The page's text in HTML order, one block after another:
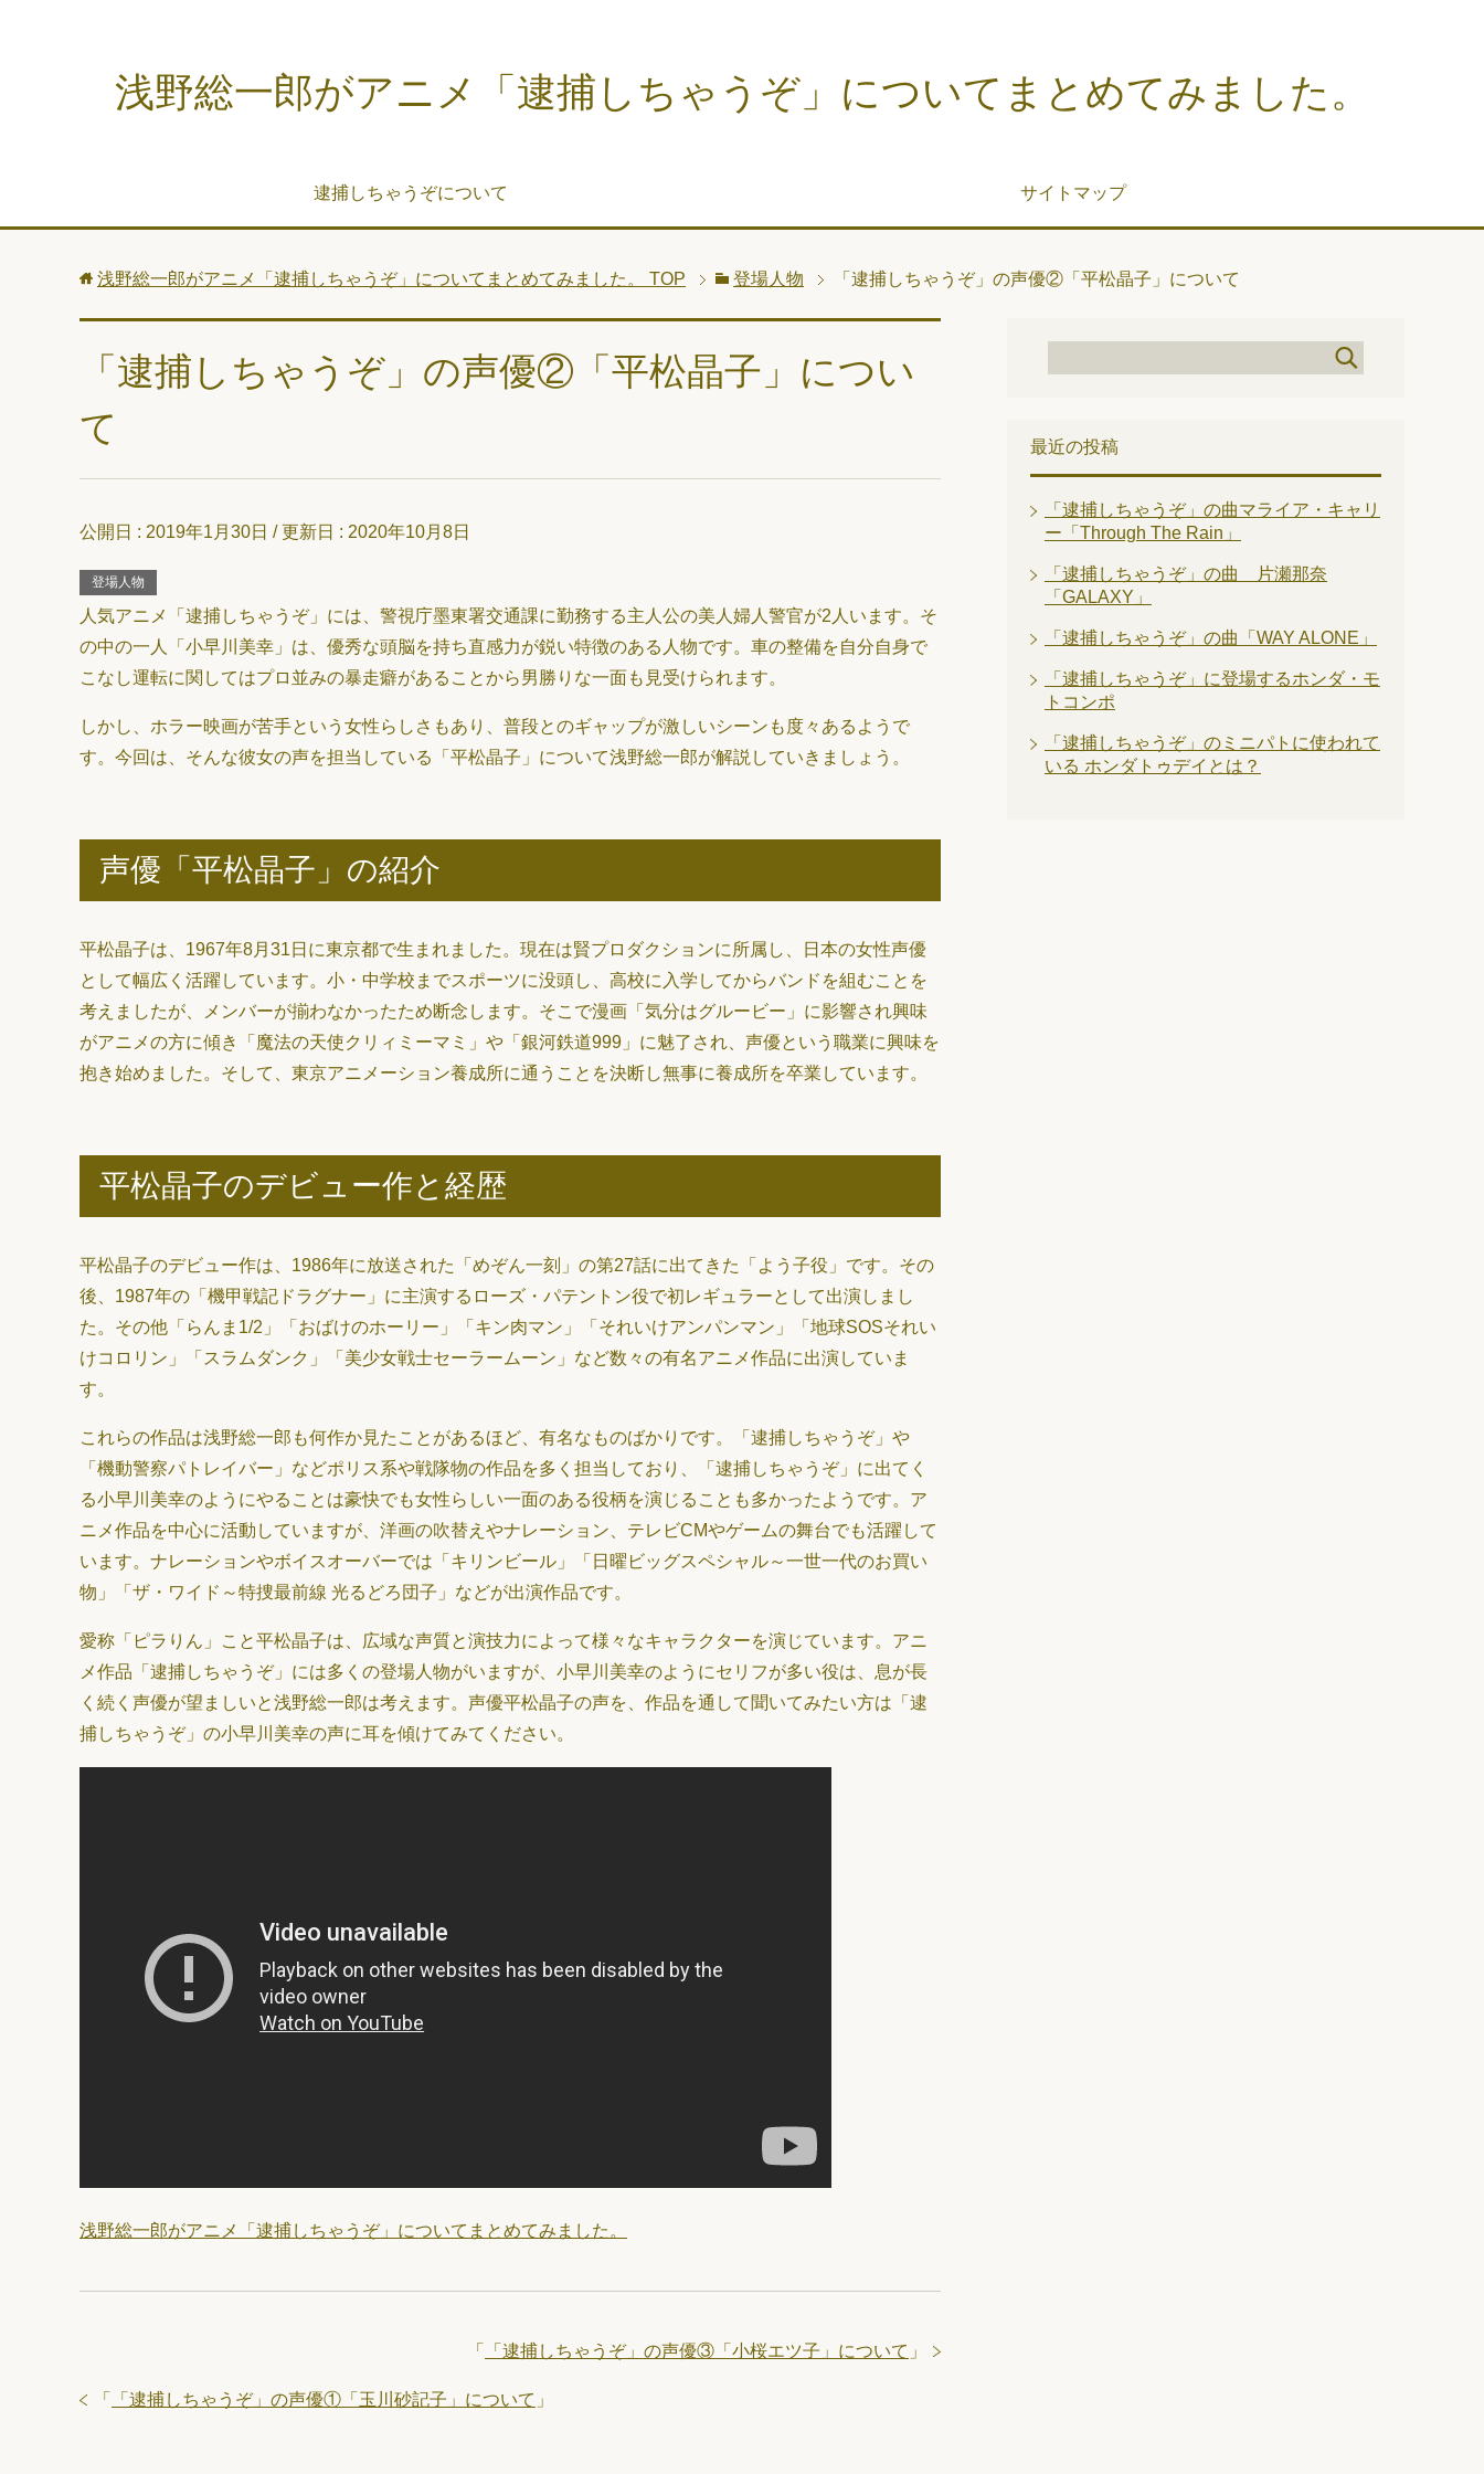
浅野総一郎がアニメ「逮捕しちゃうぞ」についてまとめてみました。
逮捕しちゃうぞについて サイトマップ
浅野総一郎がアニメ「逮捕しちゃうぞ」についてまとめてみました。 TOP 登場人物 「逮捕しちゃうぞ」の声優②「平松晶子」について
「逮捕しちゃうぞ」の声優②「平松晶子」につい
て
公開日 : 2019年1月30日 / 更新日 : 2020年10月8日
登場人物
人気アニメ「逮捕しちゃうぞ」には、警視庁墨東署交通課に勤務する主人公の美人婦人警官が2人います。そ
の中の一人「小早川美幸」は、優秀な頭脳を持ち直感力が鋭い特徴のある人物です。車の整備を自分自身で
こなし運転に関してはプロ並みの暴走癖があることから男勝りな一面も見受けられます。
しかし、ホラー映画が苦手という女性らしさもあり、普段とのギャップが激しいシーンも度々あるようで
す。今回は、そんな彼女の声を担当している「平松晶子」について浅野総一郎が解説していきましょう。
声優「平松晶子」の紹介
平松晶子は、1967年8月31日に東京都で生まれました。現在は賢プロダクションに所属し、日本の女性声優
として幅広く活躍しています。小・中学校までスポーツに没頭し、高校に入学してからバンドを組むことを
考えましたが、メンバーが揃わなかったため断念します。そこで漫画「気分はグルービー」に影響され興味
がアニメの方に傾き「魔法の天使クリィミーマミ」や「銀河鉄道999」に魅了され、声優という職業に興味を
抱き始めました。そして、東京アニメーション養成所に通うことを決断し無事に養成所を卒業しています。
平松晶子のデビュー作と経歴
平松晶子のデビュー作は、1986年に放送された「めぞん一刻」の第27話に出てきた「よう子役」です。その
後、1987年の「機甲戦記ドラグナー」に主演するローズ・パテントン役で初レギュラーとして出演しまし
た。その他「らんま1/2」「おばけのホーリー」「キン肉マン」「それいけアンパンマン」「地球SOSそれい
けコロリン」「スラムダンク」「美少女戦士セーラームーン」など数々の有名アニメ作品に出演していま
す。
これらの作品は浅野総一郎も何作か見たことがあるほど、有名なものばかりです。「逮捕しちゃうぞ」や
「機動警察パトレイバー」などポリス系や戦隊物の作品を多く担当しており、「逮捕しちゃうぞ」に出てく
る小早川美幸のようにやることは豪快でも女性らしい一面のある役柄を演じることも多かったようです。ア
ニメ作品を中心に活動していますが、洋画の吹替えやナレーション、テレビCMやゲームの舞台でも活躍して
います。ナレーションやボイスオーバーでは「キリンビール」「日曜ビッグスペシャル～一世一代のお買い
物」「ザ・ワイド～特捜最前線 光るどろ団子」などが出演作品です。
愛称「ピラりん」こと平松晶子は、広域な声質と演技力によって様々なキャラクターを演じています。アニ
メ作品「逮捕しちゃうぞ」には多くの登場人物がいますが、小早川美幸のようにセリフが多い役は、息が長
く続く声優が望ましいと浅野総一郎は考えます。声優平松晶子の声を、作品を通して聞いてみたい方は「逮
捕しちゃうぞ」の小早川美幸の声に耳を傾けてみてください。
浅野総一郎がアニメ「逮捕しちゃうぞ」についてまとめてみました。
「 「逮捕しちゃうぞ」の声優③「小桜エツ子」について 」
「 「逮捕しちゃうぞ」の声優①「玉川砂記子」について 」
最近の投稿
「逮捕しちゃうぞ」の曲マライア・キャリ
ー「Through The Rain」
「逮捕しちゃうぞ」の曲 片瀬那奈
「GALAXY」
「逮捕しちゃうぞ」の曲「WAY ALONE」
「逮捕しちゃうぞ」に登場するホンダ・モ
トコンポ
「逮捕しちゃうぞ」のミニパトに使われて
いる ホンダトゥデイとは？